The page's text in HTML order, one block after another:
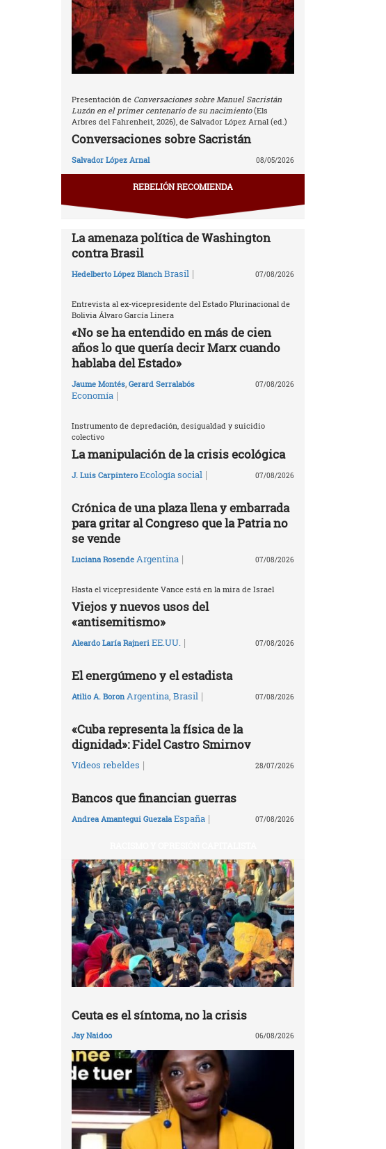
Presentación de Conversaciones sobre Manuel Sacristán
Luzón en el primer centenario de su nacimiento(Els
Arbres del Fahrenheit, 2026), de Salvador López Arnal (ed.)
Conversaciones sobre Sacristán
Salvador López Arnal 08/05/2026
REBELIÓN RECOMIENDA
La amenaza política de Washington
contra Brasil
Hedelberto López Blanch Brasil | 07/08/2026
Entrevista al ex-vicepresidente del Estado Plurinacional de
Bolivia Álvaro García Linera
«No se ha entendido en más de cien
años lo que quería decir Marx cuando
hablaba del Estado»
Jaume Montés, Gerard Serralabós
Economía |
07/08/2026
Instrumento de depredación, desigualdad y suicidio
colectivo
La manipulación de la crisis ecológica
J. Luis Carpintero Ecología social | 07/08/2026
Crónica de una plaza llena y embarrada
para gritar al Congreso que la Patria no
se vende
Luciana Rosende Argentina | 07/08/2026
Hasta el vicepresidente Vance está en la mira de Israel
Viejos y nuevos usos del
«antisemitismo»
Aleardo Laría Rajneri EE.UU. | 07/08/2026
El energúmeno y el estadista
Atilio A. Boron Argentina Brasil | 07/08/2026
«Cuba representa la física de la
dignidad»: Fidel Castro Smirnov
Vídeos rebeldes | 28/07/2026
Bancos que financian guerras
Andrea Amantegui Guezala España | 07/08/2026
Ceuta es el síntoma, no la crisis
Jay Naidoo 06/08/2026